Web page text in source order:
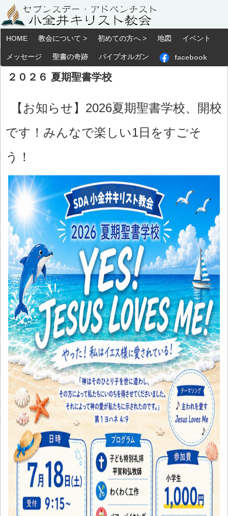
HOME 教会について > 初めての方へ > 地図 イベント
メッセージ 聖書の奇跡 パイプオルガン facebook
２０２６ 夏期聖書学校
【お知らせ】2026夏期聖書学校、開校
です！みんなで楽しい1日をすごそ
う！